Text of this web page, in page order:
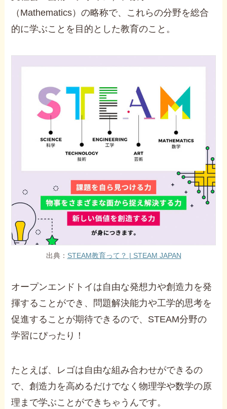
（Mathematics）の略称で、これらの分野を総合
的に学ぶことを目的とした教育のこと。
出典： STEAM教育って？ | STEAM JAPAN
オープンエンドトイは自由な発想力や創造力を発
揮することができ、問題解決能力や工学的思考を
促進することが期待できるので、STEAM分野の
学習にぴったり！
たとえば、レゴは自由な組み合わせができるの
で、創造力を高めるだけでなく物理学や数学の原
理まで学ぶことができちゃうんです。